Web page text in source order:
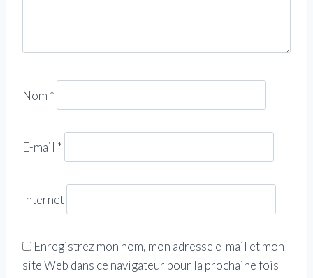
Nom *
E-mail *
Internet
Enregistrez mon nom, mon adresse e-mail et mon
site Web dans ce navigateur pour la prochaine fois